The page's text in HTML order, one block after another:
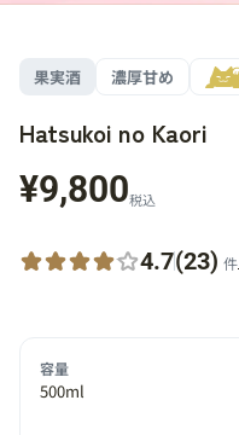
果実酒 濃厚甘め
Hatsukoi no Kaori
¥9,800税込
4.7(23) 件
容量
500ml